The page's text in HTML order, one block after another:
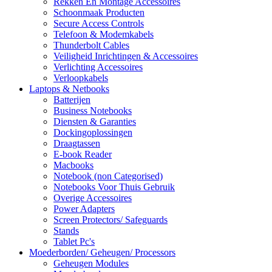
Schoonmaak Producten
Secure Access Controls
Telefoon & Modemkabels
Thunderbolt Cables
Veiligheid Inrichtingen & Accessoires
Verlichting Accessoires
Verloopkabels
Laptops & Netbooks
Batterijen
Business Notebooks
Diensten & Garanties
Dockingoplossingen
Draagtassen
E-book Reader
Macbooks
Notebook (non Categorised)
Notebooks Voor Thuis Gebruik
Overige Accessoires
Power Adapters
Screen Protectors/ Safeguards
Stands
Tablet Pc's
Moederborden/ Geheugen/ Processors
Geheugen Modules